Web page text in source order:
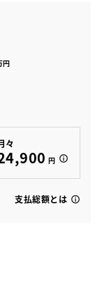
々
円
支払総額とは